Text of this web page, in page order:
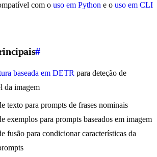
com o uso em Python e o uso em CLI
#
baseada em DETR para deteção de
da imagem
texto para prompts de frases nominais
exemplos para prompts baseados em imagem
fusão para condicionar características da